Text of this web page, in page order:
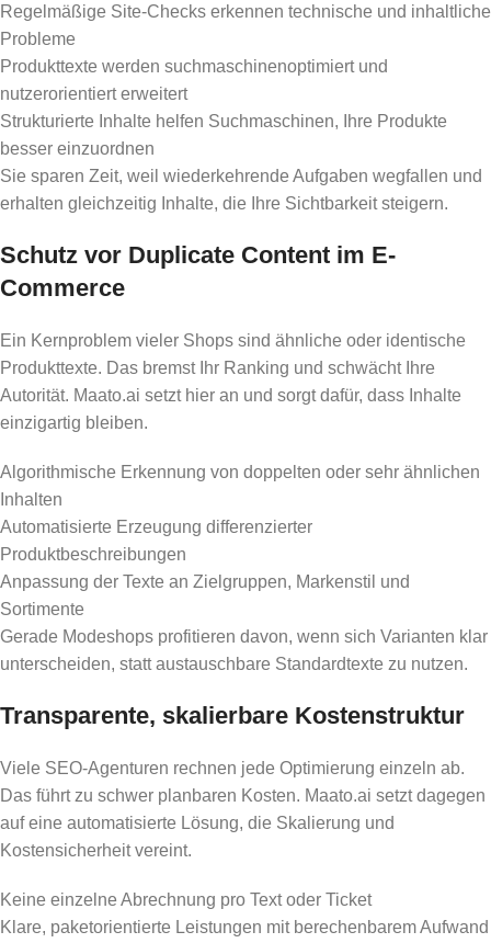
Regelmäßige Site-Checks erkennen technische und inhaltliche
Probleme
Produkttexte werden suchmaschinenoptimiert und
nutzerorientiert erweitert
Strukturierte Inhalte helfen Suchmaschinen, Ihre Produkte
besser einzuordnen
Sie sparen Zeit, weil wiederkehrende Aufgaben wegfallen und
erhalten gleichzeitig Inhalte, die Ihre Sichtbarkeit steigern.
Schutz vor Duplicate Content im E-
Commerce
Ein Kernproblem vieler Shops sind ähnliche oder identische
Produkttexte. Das bremst Ihr Ranking und schwächt Ihre
Autorität. Maato.ai setzt hier an und sorgt dafür, dass Inhalte
einzigartig bleiben.
Algorithmische Erkennung von doppelten oder sehr ähnlichen
Inhalten
Automatisierte Erzeugung differenzierter
Produktbeschreibungen
Anpassung der Texte an Zielgruppen, Markenstil und
Sortimente
Gerade Modeshops profitieren davon, wenn sich Varianten klar
unterscheiden, statt austauschbare Standardtexte zu nutzen.
Transparente, skalierbare Kostenstruktur
Viele SEO-Agenturen rechnen jede Optimierung einzeln ab.
Das führt zu schwer planbaren Kosten. Maato.ai setzt dagegen
auf eine automatisierte Lösung, die Skalierung und
Kostensicherheit vereint.
Keine einzelne Abrechnung pro Text oder Ticket
Klare, paketorientierte Leistungen mit berechenbarem Aufwand